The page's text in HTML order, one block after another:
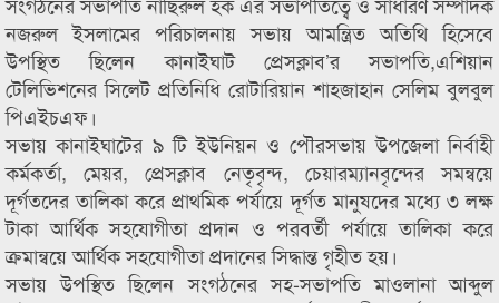
নজরুল ইসলামের পরিচালনায় সভায় আমন্ত্রিত অতিথি হিসেবে
উপস্থিত ছিলেন কানাইঘাট প্রেসক্লাব’র সভাপতি,এশিয়ান
টেলিভিশনের সিলেট প্রতিনিধি রোটারিয়ান শাহজাহান সেলিম বুলবুল
পিএইচএফ।
সভায় কানাইঘাটের ৯ টি ইউনিয়ন ও পৌরসভায় উপজেলা নির্বাহী
কর্মকর্তা, মেয়র, প্রেসক্লাব নেতৃবৃন্দ, চেয়ারম্যানবৃন্দের সমন্বয়ে
দূর্গতদের তালিকা করে প্রাথমিক পর্যায়ে দূর্গত মানুষদের মধ্যে ৩ লক্ষ
টাকা আর্থিক সহযোগীতা প্রদান ও পরবর্তী পর্যায়ে তালিকা করে
ক্রমান্বয়ে আর্থিক সহযোগীতা প্রদানের সিদ্ধান্ত গৃহীত হয়।
সভায় উপস্থিত ছিলেন সংগঠনের সহ-সভাপতি মাওলানা আব্দুল